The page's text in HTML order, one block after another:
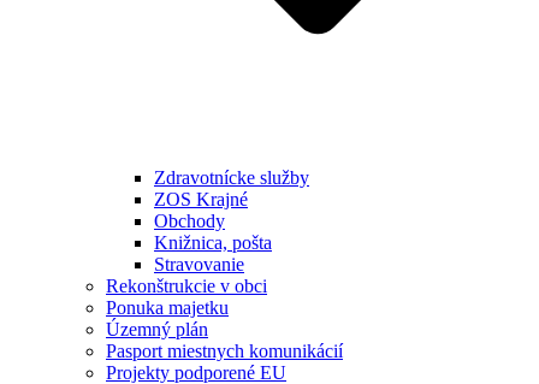
Zdravotnícke služby
ZOS Krajné
Obchody
Knižnica, pošta
Stravovanie
Rekonštrukcie v obci
Ponuka majetku
Územný plán
Pasport miestnych komunikácií
Projekty podporené EU